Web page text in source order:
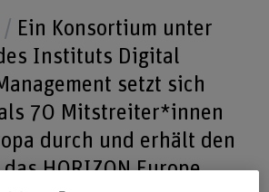
Ein Konsortium unter
Instituts Digital
setzt sich
70 Mitstreiter*innen
durch und erhält den
HORIZON Europe